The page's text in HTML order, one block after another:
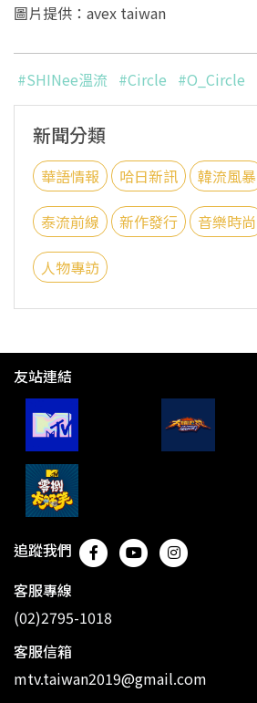
圖片提供：avex taiwan
#SHINee溫流 #Circle #O_Circle
新聞分類
華語情報 哈日新訊 韓流風暴
泰流前線 新作發行 音樂時尚
人物專訪
友站連結
追蹤我們
客服專線
(02)2795-1018
客服信箱
mtv.taiwan2019@gmail.com